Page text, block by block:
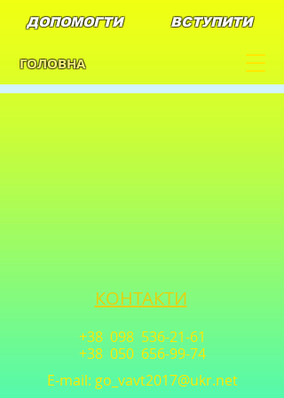
ГОЛОВНА
ДОПОМОГТИ ВСТУПИТИ
КОНТАКТИ
+38 098 536-21-61
+38 050 656-99-74
E-mail: go_vavt2017@ukr.net